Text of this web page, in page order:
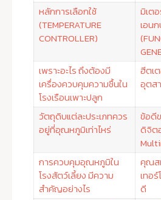
หลักการเลือกใช้
(TEMPERATURE
CONTROLLER)
มิเต
เอน
เพราะอะไร ถึงต้องมี
เครื่องควบคุมความชื้นใน
โรงเรือนเพาะปลูก
ฮีตเ
อุตส
วัตถุดิบแต่ละประเภทควร
อยู่ที่อุณหภูมิเท่าไหร่
ข้อดี
ดิจิต
การควบคุมอุณหภูมิใน
โรงสัตว์เลี้ยง มีความ
สำคัญอย่างไร
คุณส
เทอ
ดี